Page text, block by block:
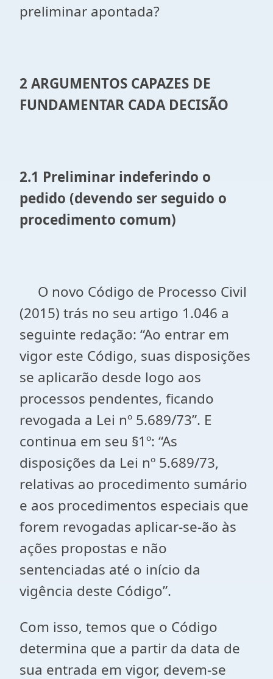
preliminar apontada?
2 ARGUMENTOS CAPAZES DE
FUNDAMENTAR CADA DECISÃO
2.1 Preliminar indeferindo o
pedido (devendo ser seguido o
procedimento comum)
O novo Código de Processo Civil
(2015) trás no seu artigo 1.046 a
seguinte redação: “Ao entrar em
vigor este Código, suas disposições
se aplicarão desde logo aos
processos pendentes, ficando
revogada a Lei nº 5.689/73”. E
continua em seu §1º: “As
disposições da Lei nº 5.689/73,
relativas ao procedimento sumário
e aos procedimentos especiais que
forem revogadas aplicar-se-ão às
ações propostas e não
sentenciadas até o início da
vigência deste Código”.
Com isso, temos que o Código
determina que a partir da data de
sua entrada em vigor, devem-se